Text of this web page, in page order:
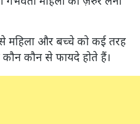
से महिला और बच्चे को कई तरह
कौन से फायदे होते हैं।